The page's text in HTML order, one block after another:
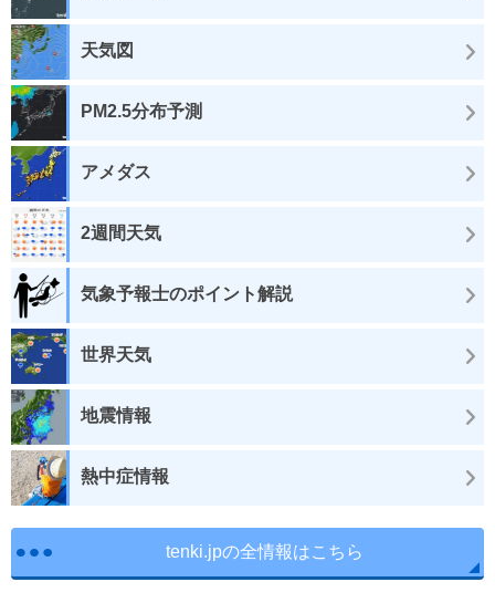
天気図
PM2.5分布予測
アメダス
2週間天気
気象予報士のポイント解説
世界天気
地震情報
熱中症情報
tenki.jpの全情報はこちら